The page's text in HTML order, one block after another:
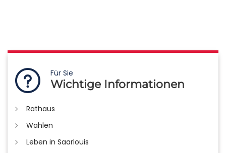
Für Sie
Wichtige Informationen
Rathaus
Wahlen
Leben in Saarlouis